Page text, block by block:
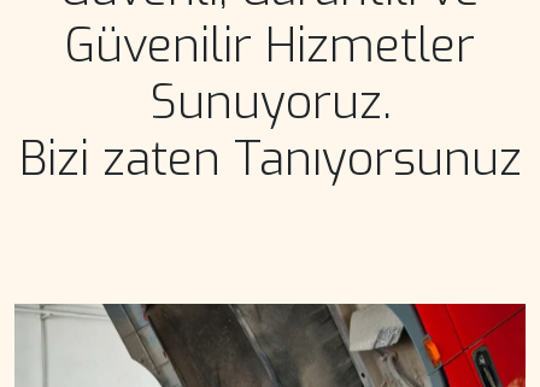
Güvenilir Hizmetler
Sunuyoruz.
Bizi zaten Tanıyorsunuz